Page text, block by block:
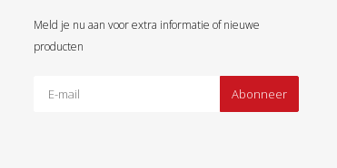
Meld je nu aan voor extra informatie of nieuwe
producten
Abonneer